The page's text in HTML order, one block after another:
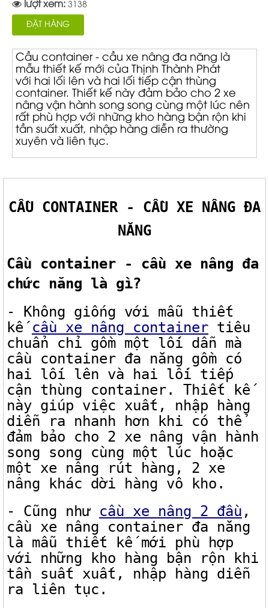
lượt xem: 3138
ĐẶT HÀNG
Cầu container - cầu xe nâng đa năng là
mẫu thiết kế mới của Thịnh Thành Phát
với hai lối lên và hai lối tiếp cận thùng
container. Thiết kế này đảm bảo cho 2 xe
nâng vận hành song song cùng một lúc nên
rất phù hợp với những kho hàng bận rộn khi
tần suất xuất, nhập hàng diễn ra thường
xuyên và liên tục.
CẦU CONTAINER - CẦU XE NÂNG ĐA
NĂNG
Cầu container - cầu xe nâng đa
chức năng là gì?
- Không giống với mẫu thiết
kế cầu xe nâng container tiêu
chuẩn chỉ gồm một lối dẫn mà
cầu container đa năng gồm có
hai lối lên và hai lối tiếp
cận thùng container. Thiết kế
này giúp việc xuất, nhập hàng
diễn ra nhanh hơn khi có thể
đảm bảo cho 2 xe nâng vận hành
song song cùng một lúc hoặc
một xe nâng rút hàng, 2 xe
nâng khác dời hàng vô kho.
- Cũng như cầu xe nâng 2 đầu ,
cầu xe nâng container đa năng
là mẫu thiết kế mới phù hợp
với những kho hàng bận rộn khi
tần suất xuất, nhập hàng diễn
ra liên tục.